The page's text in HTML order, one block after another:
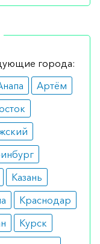
следующими
такие как
и другие;
средний отит,
после
нагрузок.
города:
Артём
Казань
Краснодар
Курск